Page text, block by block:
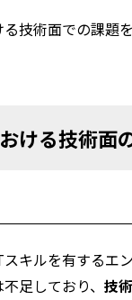
技術面での課題を
ける技術面
キルを有するエ
足しており、 技